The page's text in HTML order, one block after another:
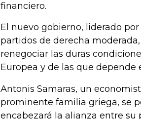
financiero.
El nuevo gobierno, liderado
partidos de derecha
renegociar las duras
Europea y de las que depende
Antonis Samaras, un
prominente familia griega, se
encabezará la alianza entre su